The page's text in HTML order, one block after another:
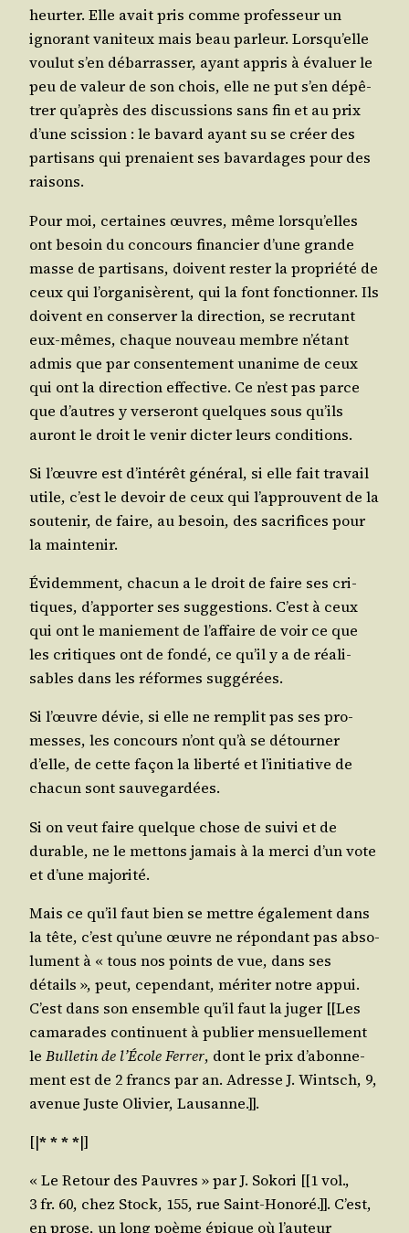
heur­ter. Elle avait pris comme pro­fes­seur un
igno­rant vani­teux mais beau par­leur. Lors­qu’elle
vou­lut s’en débar­ras­ser, ayant appris à éva­luer le
peu de valeur de son chois, elle ne put s’en dépê­
trer qu’a­près des dis­cus­sions sans fin et au prix
d’une scis­sion : le bavard ayant su se créer des
par­ti­sans qui pre­naient ses bavar­dages pour des
raisons.
Pour moi, cer­taines œuvres, même lors­qu’elles
ont besoin du concours finan­cier d’une grande
masse de par­ti­sans, doivent res­ter la pro­prié­té de
ceux qui l’or­ga­ni­sèrent, qui la font fonc­tion­ner. Ils
doivent en conser­ver la direc­tion, se recru­tant
eux-mêmes, chaque nou­veau membre n’é­tant
admis que par consen­te­ment una­nime de ceux
qui ont la direc­tion effec­tive. Ce n’est pas parce
que d’autres y ver­se­ront quelques sous qu’ils
auront le droit le venir dic­ter leurs conditions.
Si l’œuvre est d’in­té­rêt géné­ral, si elle fait tra­vail
utile, c’est le devoir de ceux qui l’ap­prouvent de la
sou­te­nir, de faire, au besoin, des sacri­fices pour
la maintenir.
Évi­dem­ment, cha­cun a le droit de faire ses cri­
tiques, d’ap­por­ter ses sug­ges­tions. C’est à ceux
qui ont le manie­ment de l’af­faire de voir ce que
les cri­tiques ont de fon­dé, ce qu’il y a de réa­li­
sables dans les réformes suggérées.
Si l’œuvre dévie, si elle ne rem­plit pas ses pro­
messes, les concours n’ont qu’à se détour­ner
d’elle, de cette façon la liber­té et l’i­ni­tia­tive de
cha­cun sont sauvegardées.
Si on veut faire quelque chose de sui­vi et de
durable, ne le met­tons jamais à la mer­ci d’un vote
et d’une majorité.
Mais ce qu’il faut bien se mettre éga­le­ment dans
la tête, c’est qu’une œuvre ne répon­dant pas abso­
lu­ment à « tous nos points de vue, dans ses
détails », peut, cepen­dant, méri­ter notre appui.
C’est dans son ensemble qu’il faut la juger [[Les
cama­rades conti­nuent à publier men­suel­le­ment
le Bul­le­tin de l’É­cole Fer­rer, dont le prix d’a­bon­ne­
ment est de 2 francs par an. Adresse J. Wintsch, 9,
ave­nue Juste Oli­vier, Lausanne.]].
[|* * * *|]
« Le Retour des Pauvres » par J. Soko­ri [[1 vol.,
3 fr. 60, chez Stock, 155, rue Saint-Hono­ré.]]. C’est,
en prose, un long poème épique où l’au­teur